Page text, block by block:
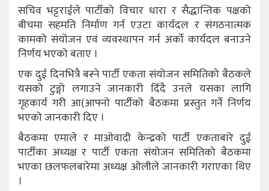
सचिव भट्टराईले पार्टीको विचार धारा र सैद्धान्तिक पक्षको
बीचमा सहमति निर्माण गर्न एउटा कार्यदल र संगठनात्मक
कामको संयोजन एवं व्यवस्थापन गर्न अर्को कार्यदल बनाउने
निर्णय भएको बताए ।
एक दुई दिनभित्रै बस्ने पार्टी एकता संयोजन समितिको बैठकले
यसको टुङ्गो लगाउने जानकारी दिँदै उनले यसका लागि
गृहकार्य गरी आ(आफ्नो पार्टीको बैठकमा प्रस्तुत गर्ने निर्णय
भएको जानकारी दिए ।
बैठकमा एमाले र माओवादी केन्द्रको पार्टी एकताबारे दुई
पार्टीका अध्यक्ष र पार्टी एकता संयोजन समितिको बैठकमा
भएका छलफलबारेमा अध्यक्ष ओलीले जानकारी गराएका थिए
।